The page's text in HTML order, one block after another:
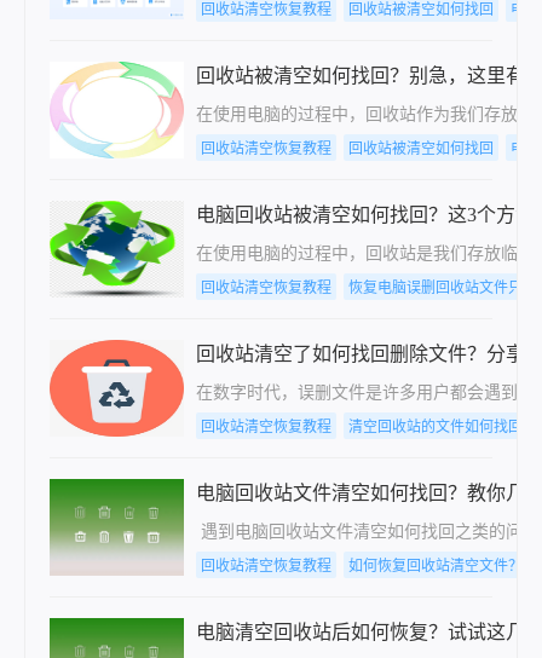
回收站清空恢复教程 回收站被清空如何找回 电
回收站被清空如何找回？别急，这里有
在使用电脑的过程中，回收站作为我们存放
回收站清空恢复教程 回收站被清空如何找回 电
电脑回收站被清空如何找回？这3个方法
在使用电脑的过程中，回收站是我们存放临
回收站清空恢复教程 恢复电脑误删回收站文件只要
回收站清空了如何找回删除文件？分享
在数字时代，误删文件是许多用户都会遇到
回收站清空恢复教程 清空回收站的文件如何找回
电脑回收站文件清空如何找回？教你几
遇到电脑回收站文件清空如何找回之类的问
回收站清空恢复教程 如何恢复回收站清空文件？教
电脑清空回收站后如何恢复？试试这几